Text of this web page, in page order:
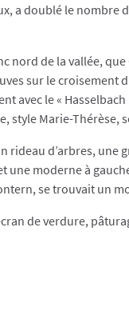
a doublé le
nord de la vallée,
sur le croisement
avec le «
style Marie-
rideau d’arbres,
une moderne à
se trouvait un
de verdure,